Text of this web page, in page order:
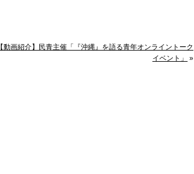
【動画紹介】民青主催「『沖縄』を語る青年オンライントーク
イベント」
»